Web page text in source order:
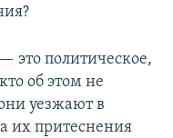
это политическое,
об этом не
уезжают в
их притеснения